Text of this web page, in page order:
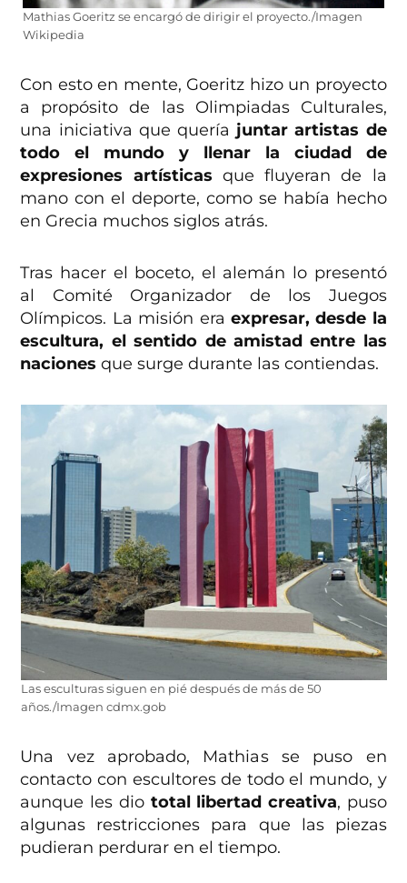
Mathias Goeritz se encargó de dirigir el proyecto./Imagen
Wikipedia
Con esto en mente, Goeritz hizo un proyecto
a propósito de las Olimpiadas Culturales,
una iniciativa que quería juntar artistas de
todo el mundo y llenar la ciudad de
expresiones artísticas que fluyeran de la
mano con el deporte, como se había hecho
en Grecia muchos siglos atrás.
Tras hacer el boceto, el alemán lo presentó
al Comité Organizador de los Juegos
Olímpicos. La misión era expresar, desde la
escultura, el sentido de amistad entre las
naciones que surge durante las contiendas.
Las esculturas siguen en pié después de más de 50
años./Imagen cdmx.gob
Una vez aprobado, Mathias se puso en
contacto con escultores de todo el mundo, y
aunque les dio total libertad creativa, puso
algunas restricciones para que las piezas
pudieran perdurar en el tiempo.